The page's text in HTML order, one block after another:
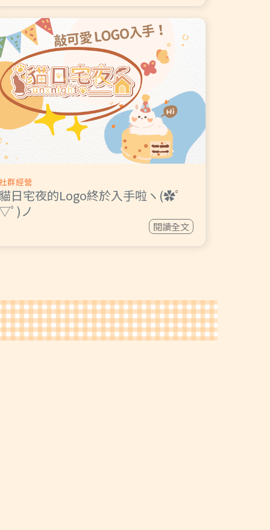
群經營
貓日宅夜的Logo終於入手啦ヽ(✿ﾟ
▽ﾟ)ノ
閱讀全文